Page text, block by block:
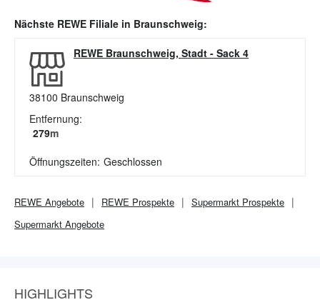
Nächste REWE Filiale in Braunschweig:
REWE Braunschweig, Stadt - Sack 4
38100 Braunschweig
Entfernung:
279m
Öffnungszeiten: Geschlossen
REWE Angebote REWE Prospekte Supermarkt Prospekte
Supermarkt Angebote
HIGHLIGHTS